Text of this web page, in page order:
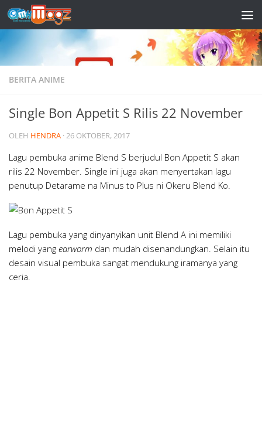
Skip to content
BERITA ANIME
Single Bon Appetit S Rilis 22 November
OLEH HENDRA ·26 OKTOBER, 2017
Lagu pembuka anime Blend S berjudul Bon Appetit S akan
rilis 22 November. Single ini juga akan menyertakan lagu
penutup Detarame na Minus to Plus ni Okeru Blend Ko.
Lagu pembuka yang dinyanyikan unit Blend A ini memiliki
melodi yang earworm dan mudah disenandungkan. Selain itu
desain visual pembuka sangat mendukung iramanya yang
ceria.